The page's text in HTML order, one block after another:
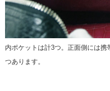
内ポケットは計3つ。正面側には
つあります。